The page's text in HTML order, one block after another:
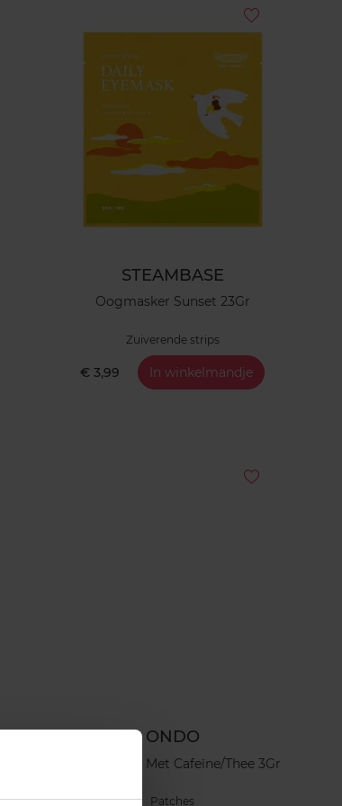
STEAMBASE
Oogmasker Sunset 23Gr
Zuiverende strips
€ 3,99 In winkelmandje
ONDO
Oogpatches Met Cafeïne/Thee 3Gr
Patches